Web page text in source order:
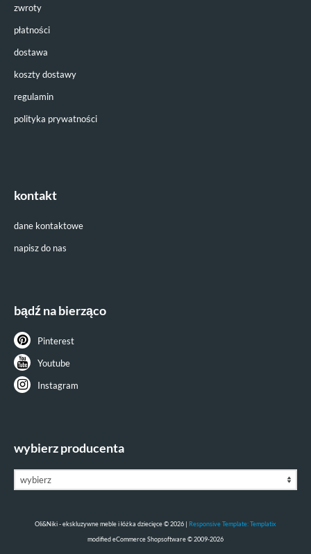
zwroty
płatności
dostawa
koszty dostawy
regulamin
polityka prywatności
kontakt
dane kontaktowe
napisz do nas
bądź na bierząco
Pinterest
Youtube
Instagram
wybierz producenta
Oli&Niki - ekskluzywne meble i łóżka dziecięce © 2026 | Responsive Template: Templatix
modified eCommerce Shopsoftware © 2009-2026